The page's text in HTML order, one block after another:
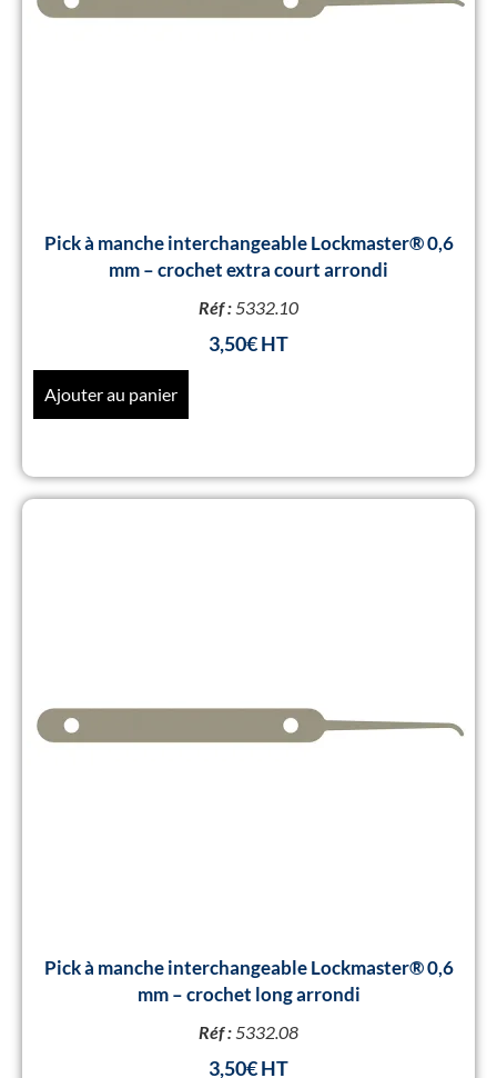
Pick à manche interchangeable Lockmaster® 0,6
mm – crochet extra court arrondi
Réf :5332.10
3,50€
Ajouter au panier
Pick à manche interchangeable Lockmaster® 0,6
mm – crochet long arrondi
Réf :5332.08
3,50€